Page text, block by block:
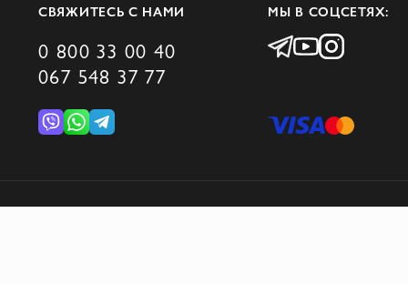
СВЯЖИТЕСЬ С НАМИ
0 800 33 00 40
067 548 37 77
МЫ В СОЦСЕТЯХ:
© 2026 DOMINO GROUP